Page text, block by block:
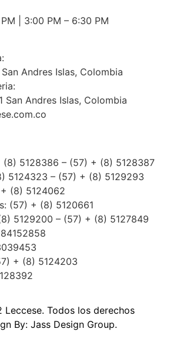
| 3:00 PM – 6:30 PM
Andres Islas, Colombia
San Andres Islas, Colombia
(8) 5128386 – (57) + (8) 5128387
5124323 – (57) + (8) 5129293
(8) 5124062
(57) + (8) 5120661
5129200 – (57) + (8) 5127849
+ (8) 5124203
Todos los derechos
By: Jass Design Group.